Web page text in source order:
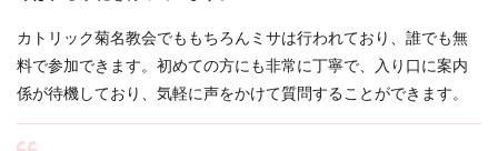
カトリック菊名教会でももちろんミサは行われており、誰でも無
料で参加できます。初めての方にも非常に丁寧で、入り口に案内
係が待機しており、気軽に声をかけて質問することができます。